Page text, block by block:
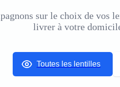
sur le choix de vos
livrer à votre
Toutes les lentilles